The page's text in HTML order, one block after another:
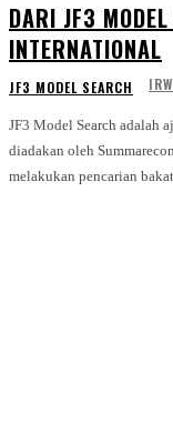
DARI JF3
INTERNATIONAL
JF3 MODEL SEARCH
JF3 Model Search adalah
diadakan oleh Summarecon
melakukan pencarian